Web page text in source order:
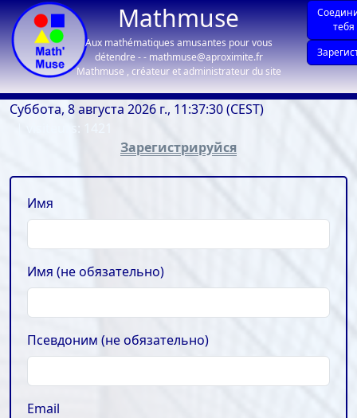
Mathmuse
Aux mathématiques amusantes pour vous
détendre - - mathmuse@aproximite.fr
Mathmuse , créateur et administrateur du site
тебя
Суббота, 8 августа 2026 г., 11:37:30 (CEST)
Зарегистрируйся
Имя
Имя (не обязательно)
Псевдоним (не обязательно)
Email